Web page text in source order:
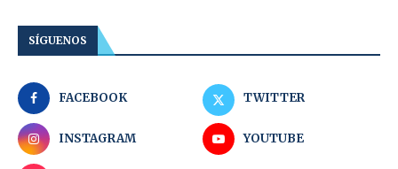
SÍGUENOS
FACEBOOK TWITTER
INSTAGRAM YOUTUBE